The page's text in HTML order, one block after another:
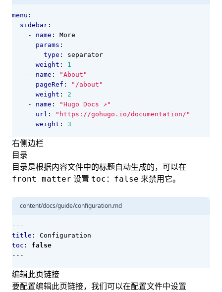
menu :
sidebar :
- name :
More
params :
type :
separator
weight :
1
- name :
"About"
pageRef :
"/about"
weight :
2
- name :
"Hugo Docs ↗"
url :
"https://gohugo.io/documentation/"
weight : 3
右侧边栏
目录
目录是根据内容文件中的标题自动生成的，可以在
front matter 设置 toc：false 来禁用它。
content/docs/guide/configuration.md
---
title :
Configuration
toc :
false
---
编辑此页链接
要配置编辑此页链接，我们可以在配置文件中设置